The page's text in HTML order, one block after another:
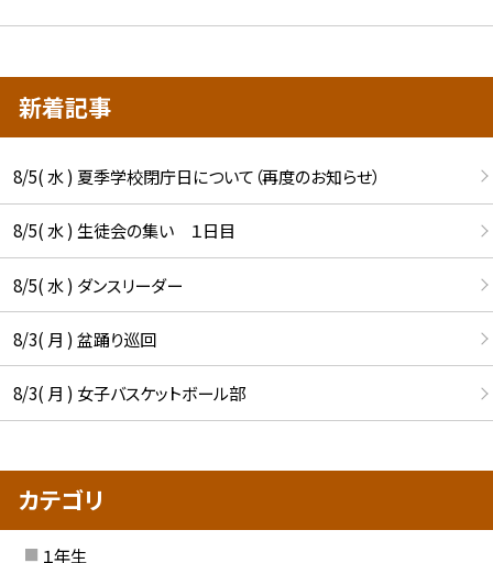
新着記事
8/5( 水 ) 夏季学校閉庁日について（再度のお知らせ）
8/5( 水 ) 生徒会の集い １日目
8/5( 水 ) ダンスリーダー
8/3( 月 ) 盆踊り巡回
8/3( 月 ) 女子バスケットボール部
カテゴリ
１年生